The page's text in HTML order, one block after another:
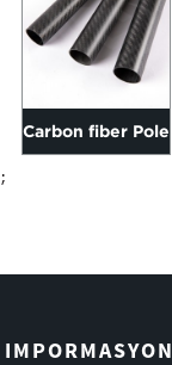
Carbon fiber Pole
;
IMPORMASYON